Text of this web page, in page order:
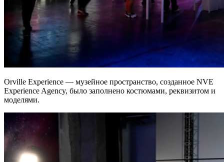
Orville Experience — музейное пространство, созданное NVE
Experience Agency, было заполнено костюмами, реквизитом и
моделями.